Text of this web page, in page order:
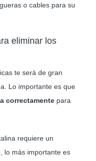
o cables para su
eliminar los
te será de gran
Lo importante es que
correctamente para
requiere un
lo más importante es